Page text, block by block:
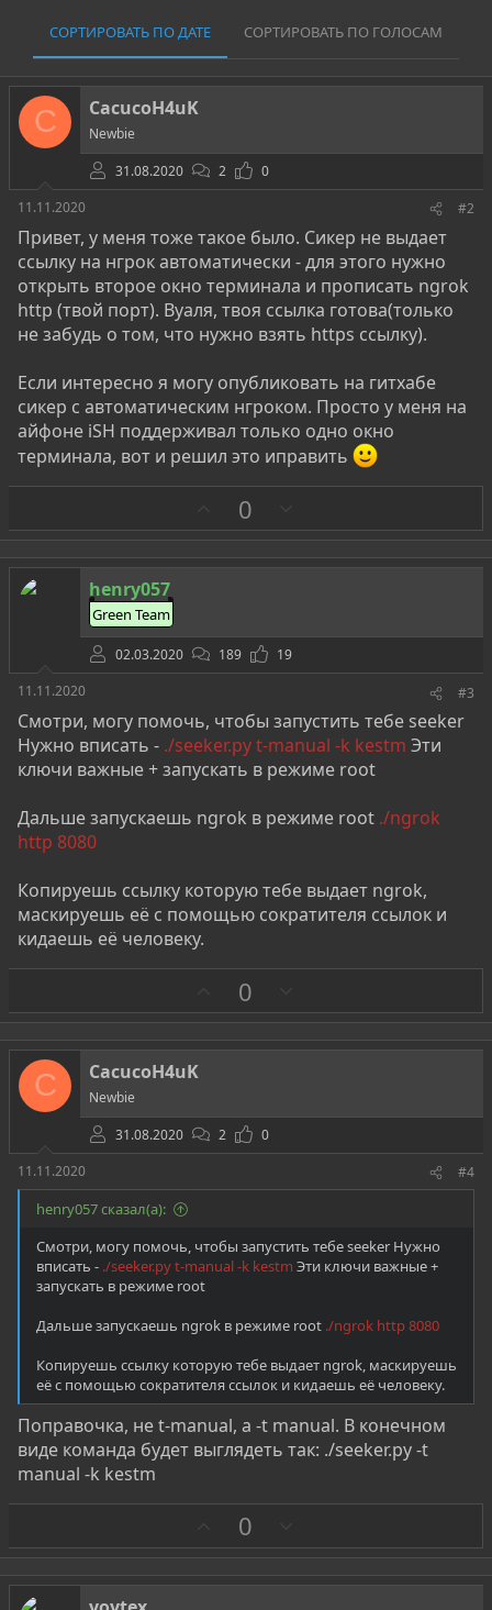
СОРТИРОВАТЬ ПО ДАТЕ СОРТИРОВАТЬ ПО ГОЛОСАМ
C CacucoH4uK
Newbie
31.08.2020
2
0
11.11.2020
#2
Привет, у меня тоже такое было. Сикер не выдает
ссылку на нгрок автоматически - для этого нужно
открыть второе окно терминала и прописать ngrok
http (твой порт). Вуаля, твоя ссылка готова(только
не забудь о том, что нужно взять https ссылку).
Если интересно я могу опубликовать на гитхабе
сикер с автоматическим нгроком. Просто у меня на
айфоне iSH поддерживал только одно окно
терминала, вот и решил это иправить
а
0
р
о
henry057
Green Team
02.03.2020 189
19
11.11.2020
#3
Cмотри, могу помочь, чтобы запустить тебе seeker
Нужно вписать - ./seeker.py t-manual -k kestm Эти
ключи важные + запускать в режиме root
Дальше запускаешь ngrok в режиме root ./ngrok
http 8080
Копируешь ссылку которую тебе выдает ngrok,
маскируешь её с помощью сократителя ссылок и
кидаешь её человеку.
а
0
р
о
в
C CacucoH4uK
Newbie
31.08.2020
2
0
11.11.2020
#4
henry057 сказал(а):
Cмотри, могу помочь, чтобы запустить тебе seeker Нужно
вписать - ./seeker.py t-manual -k kestm Эти ключи важные +
запускать в режиме root
Дальше запускаешь ngrok в режиме root ./ngrok http 8080
Копируешь ссылку которую тебе выдает ngrok, маскируешь
её с помощью сократителя ссылок и кидаешь её человеку.
Поправочка, не t-manual, а -t manual. В конечном
виде команда будет выглядеть так: ./seeker.py -t
manual -k kestm
а
0
р
о